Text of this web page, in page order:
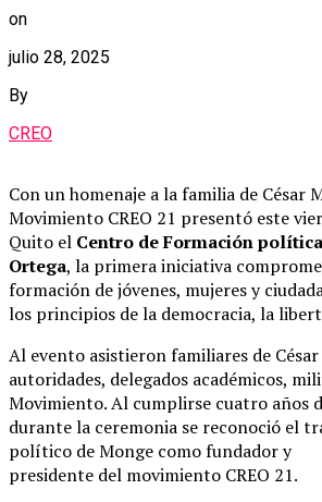
on
julio 28, 2025
By
CREO
Con un homenaje a la familia de César
Movimiento CREO 21 presentó este
Quito el Centro de Formación
Ortega, la primera iniciativa
formación de jóvenes, mujeres y
los principios de la democracia, la
Al evento asistieron familiares de
autoridades, delegados académicos,
Movimiento. Al cumplirse cuatro años
durante la ceremonia se reconoció el
político de Monge como fundador y
presidente del movimiento CREO 21.